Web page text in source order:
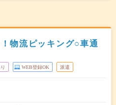
物流ピッキング○車通
WEB登録OK 派遣